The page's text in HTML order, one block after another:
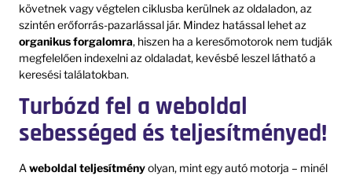
követnek vagy végtelen ciklusba kerülnek az oldaladon, az
szintén erőforrás-pazarlással jár. Mindez hatással lehet az
organikus forgalomra, hiszen ha a keresőmotorok nem tudják
megfelelően indexelni az oldaladat, kevésbé leszel látható a
keresési találatokban.
Turbózd fel a weboldal
sebességed és teljesítményed!
Aweboldal teljesítményolyan, mint egy autó motorja – minél